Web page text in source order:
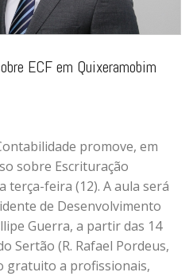
ECF em Quixeramobim
promove, em
sobre Escrituração
terça-feira (12). A aula será
de Desenvolvimento
Guerra, a partir das 14
Sertão (R. Rafael Pordeus,
gratuito a profissionais,